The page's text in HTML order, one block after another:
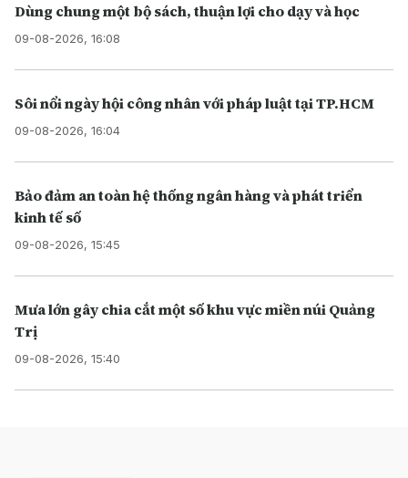
Dùng chung một bộ sách, thuận lợi cho dạy và học
09-08-2026, 16:08
Sôi nổi ngày hội công nhân với pháp luật tại TP.HCM
09-08-2026, 16:04
Bảo đảm an toàn hệ thống ngân hàng và phát triển
kinh tế số
09-08-2026, 15:45
Mưa lớn gây chia cắt một số khu vực miền núi Quảng
Trị
09-08-2026, 15:40